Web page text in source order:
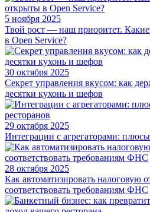
5 ноября 2025
Твой рост — наш приоритет.
в Open Service?
30 октября 2025
Секрет управления вкусом: как
десятки кухонь и шефов
29 октября 2025
Интеграции с агрегаторами:
28 октября 2025
Как автоматизировать налоговую
соответствовать требованиям ФНС